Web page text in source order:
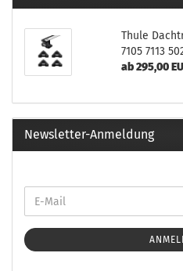
Thule
7105 7113
ab 295,00
Newsletter-Anmeldung